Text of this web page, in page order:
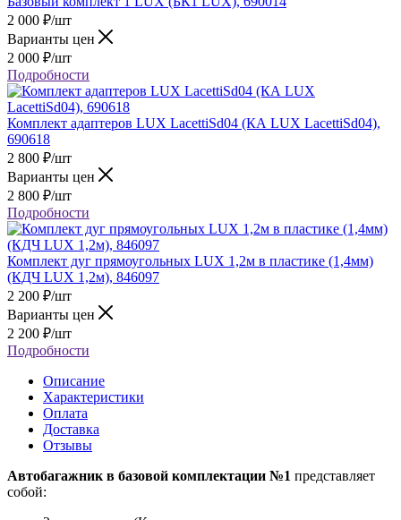
2 000 ₽/шт
Варианты цен
2 000 ₽/шт
Подробности
Комплект адаптеров LUX LacettiSd04 (КА LUX LacettiSd04),
690618
2 800 ₽/шт
Варианты цен
2 800 ₽/шт
Подробности
Комплект дуг прямоугольных LUX 1,2м в пластике (1,4мм)
(КДЧ LUX 1,2м), 846097
2 200 ₽/шт
Варианты цен
2 200 ₽/шт
Подробности
Описание
Характеристики
Оплата
Доставка
Отзывы
Автобагажник в базовой комплектации №1 представляет
собой: